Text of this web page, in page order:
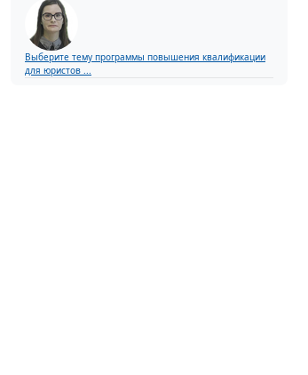
Выберите тему программы повышения квалификации
для юристов ...